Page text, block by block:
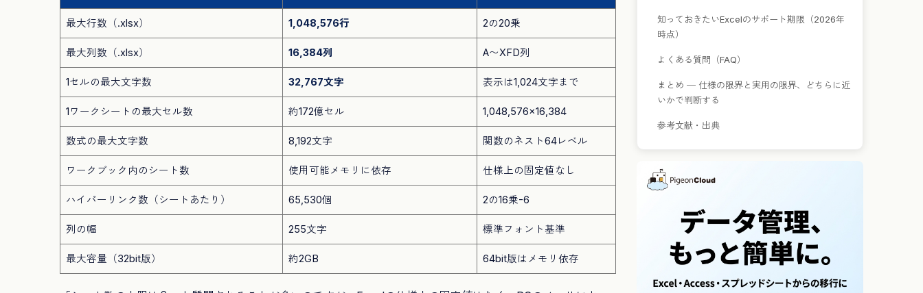
最大行数（.xlsx） 1,048,576行 2の20乗
最大列数（.xlsx） 16,384列 A〜XFD列
1セルの最大文字数 32,767文字 表示は1,024文字まで
1ワークシートの最大セル数 約172億セル 1,048,576×16,384
数式の最大文字数 8,192文字 関数のネスト64レベル
ワークブック内のシート数 使用可能メモリに依存 仕様上の固定値なし
ハイパーリンク数（シートあたり） 65,530個 2の16乗-6
列の幅 255文字 標準フォント基準
最大容量（32bit版） 約2GB 64bit版はメモリ依存
知っておきたいExcelのサポート期限（2026年
時点）
よくある質問（FAQ）
まとめ ─ 仕様の限界と実用の限界、どちらに近
いかで判断する
参考文献・出典